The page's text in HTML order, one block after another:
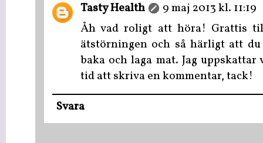
Tasty Health
9 maj 2013 kl. 11:19
Åh vad roligt att höra! Grattis
ätstörningen och så härligt att
baka och laga mat. Jag
tid att skriva en kommentar, tack!
Svara